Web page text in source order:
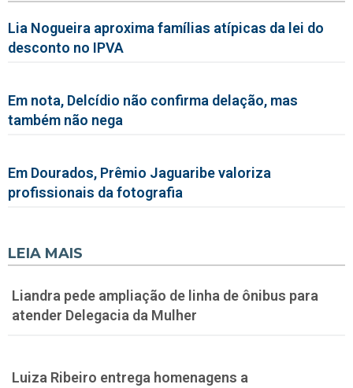
Lia Nogueira aproxima famílias atípicas da lei do
desconto no IPVA
Em nota, Delcídio não confirma delação, mas
também não nega
Em Dourados, Prêmio Jaguaribe valoriza
profissionais da fotografia
LEIA MAIS
Liandra pede ampliação de linha de ônibus para
atender Delegacia da Mulher
Luiza Ribeiro entrega homenagens a